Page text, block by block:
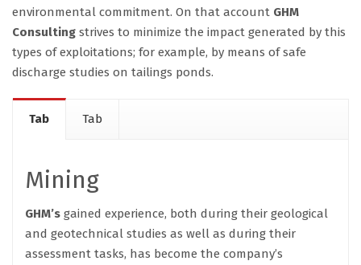
environmental commitment. On that account GHM
Consulting strives to minimize the impact generated by this
types of exploitations; for example, by means of safe
discharge studies on tailings ponds.
Tab Tab
Mining
GHM’s gained experience, both during their geological
and geotechnical studies as well as during their
assessment tasks, has become the company’s